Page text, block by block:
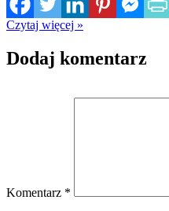
Czytaj więcej »
Dodaj komentarz
Komentarz *